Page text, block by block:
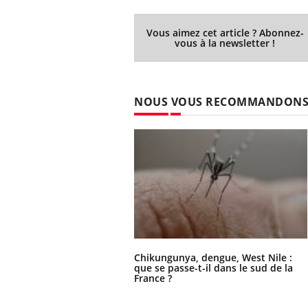
Vous aimez cet article ? Abonnez-
vous à la newsletter !
NOUS VOUS RECOMMANDONS
Chikungunya, dengue, West Nile :
que se passe-t-il dans le sud de la
France ?
Carence en fer : comprendre pour
Fatigue, irritabilité, brouillard mental ou
même alopécie… Les symptômes de la
carence en fer sont multiples ce qui la rend
En